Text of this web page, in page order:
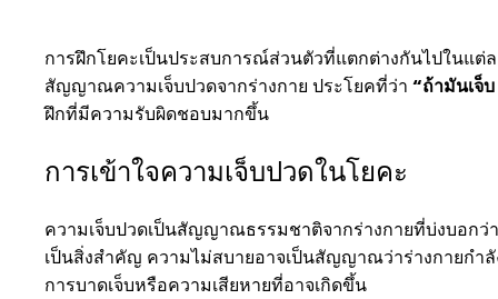
การฝึกโยคะเป็นประสบการณ์ส่วนตัวที่แตกต่างกันไปในแ
สัญญาณความเจ็บปวดจากร่างกาย ประโยคที่ว่า “ถ้ามันเจ็
ฝึกที่มีความรับผิดชอบมากขึ้น
การเข้าใจความเจ็บปวดในโยคะ
ความเจ็บปวดเป็นสัญญาณธรรมชาติจากร่างกายที่บ่งบอกว่
เป็นสิ่งสำคัญ ความไม่สบายอาจเป็นสัญญาณว่าร่างกายก
การบาดเจ็บหรือความเสียหายที่อาจเกิดขึ้น